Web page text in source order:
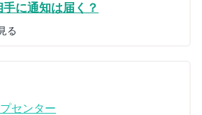
手に通知は届く？
る
センター